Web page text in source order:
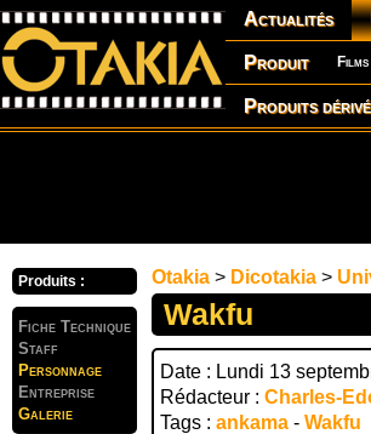
Actualités
Produit Films
Produits
Produits :
Fiche Technique
Staff
Personnage
Entreprise
Galerie
Otakia > Dicotakia >
Wakfu
Date : Lundi 13
Rédacteur : Charles-
Tags : ankama - Wakfu